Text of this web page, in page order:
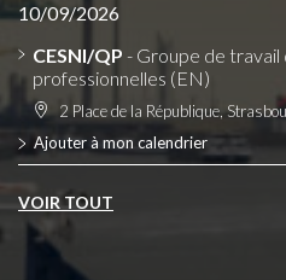
10/09/2026
CESNI/QP - Groupe de travail
professionnelles (EN)
2 Place de la République,
Ajouter à mon calendrier
VOIR TOUT